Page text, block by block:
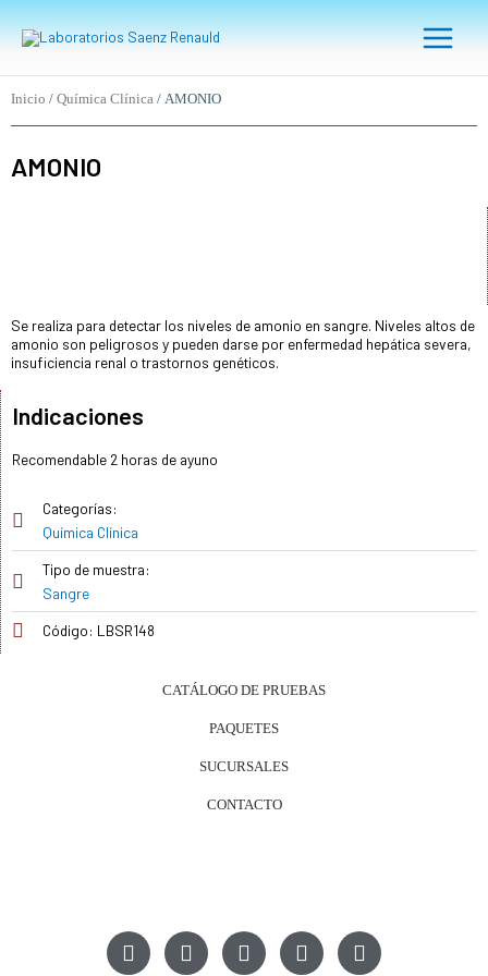
al
Main
Menu
Inicio / Química Clínica / AMONIO
AMONIO
Se realiza para detectar los niveles de amonio en sangre. Niveles altos de
amonio son peligrosos y pueden darse por enfermedad hepática severa,
insuficiencia renal o trastornos genéticos.
Indicaciones
Recomendable 2 horas de ayuno
Categorías:
Química Clínica
Tipo de muestra:
Sangre
Código: LBSR148
CATÁLOGO DE PRUEBAS
PAQUETES
SUCURSALES
CONTACTO
P
h
E
n
W
h
F
a
I
n